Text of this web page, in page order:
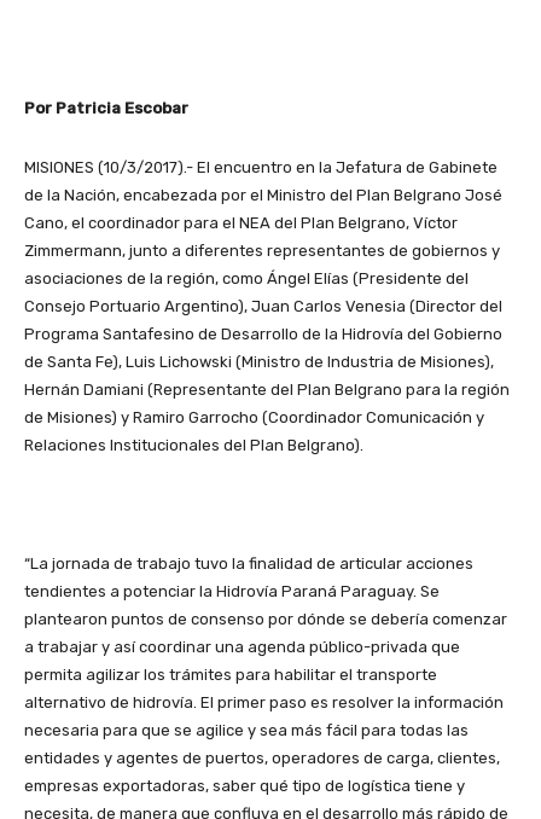
Por Patricia Escobar
MISIONES (10/3/2017).- El encuentro en la Jefatura de Gabinete
de la Nación, encabezada por el Ministro del Plan Belgrano José
Cano, el coordinador para el NEA del Plan Belgrano, Víctor
Zimmermann, junto a diferentes representantes de gobiernos y
asociaciones de la región, como Ángel Elías (Presidente del
Consejo Portuario Argentino), Juan Carlos Venesia (Director del
Programa Santafesino de Desarrollo de la Hidrovía del Gobierno
de Santa Fe), Luis Lichowski (Ministro de Industria de Misiones),
Hernán Damiani (Representante del Plan Belgrano para la región
de Misiones) y Ramiro Garrocho (Coordinador Comunicación y
Relaciones Institucionales del Plan Belgrano).
“La jornada de trabajo tuvo la finalidad de articular acciones
tendientes a potenciar la Hidrovía Paraná Paraguay. Se
plantearon puntos de consenso por dónde se debería comenzar
a trabajar y así coordinar una agenda público-privada que
permita agilizar los trámites para habilitar el transporte
alternativo de hidrovía. El primer paso es resolver la información
necesaria para que se agilice y sea más fácil para todas las
entidades y agentes de puertos, operadores de carga, clientes,
empresas exportadoras, saber qué tipo de logística tiene y
necesita, de manera que confluya en el desarrollo más rápido de